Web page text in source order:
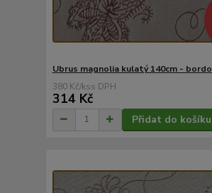
Ubrus magnolia kulatý 140cm - bordo
380 Kč/ks
314 Kč
Přidat do košíku